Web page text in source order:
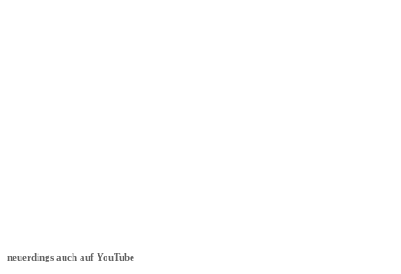
neuerdings auch auf YouTube